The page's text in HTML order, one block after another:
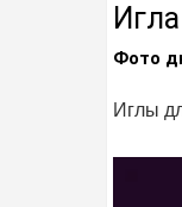
Фото
Иглы